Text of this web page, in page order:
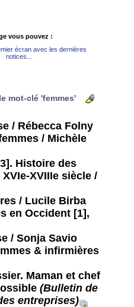
vous pouvez :
écran avec les dernières
notices...
mot-clé 'femmes'
/ Rébecca Folny
/ Michèle
Histoire des
XVIIIe siècle /
/ Lucile Birba
en Occident [1],
/ Sonja Savio
& infirmières
Maman et chef
(Bulletin de
entreprises)